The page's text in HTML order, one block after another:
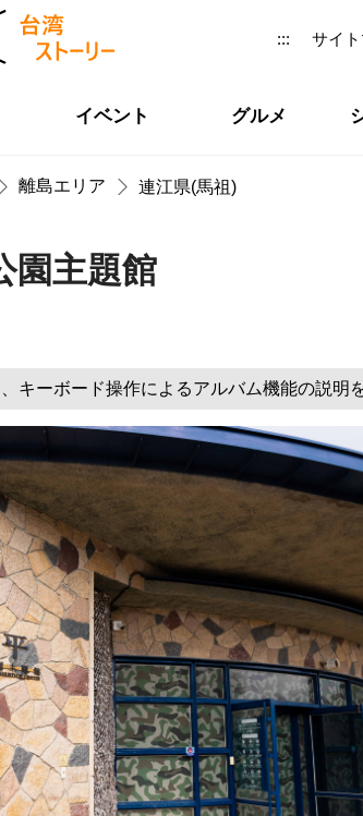
::: サイ
イベント グルメ
離島エリア 連江県(馬祖)
園主題館
キーボード操作によるアルバム機能の説明